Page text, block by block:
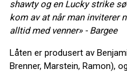
shawty og en Lucky strike
kom av at når man inviterer
alltid med venner» - Bargee
Låten er produsert av
Brenner, Marstein, Ramon),